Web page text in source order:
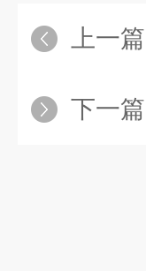
上一篇
下一